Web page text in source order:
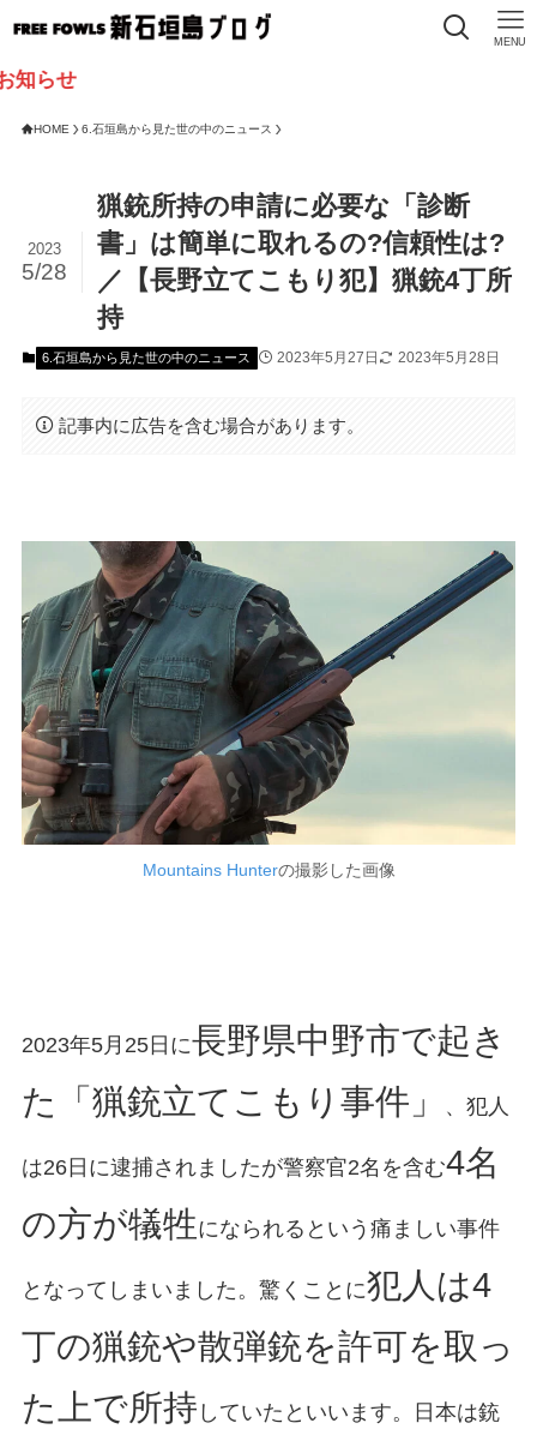
MENU
HOME 6.石垣島から見た世の中のニュース
猟銃所持の申請に必要な「診断
書」は簡単に取れるの?信頼性は?
／【長野立てこもり犯】猟銃4丁所
持
2023
5/28
6.石垣島から見た世の中のニュース 2023年5月27日 2023年5月28日
記事内に広告を含む場合があります。
Mountains Hunterの撮影した画像
2023年5月25日に長野県中野市で起き
た「猟銃立てこもり事件」
、犯人
は26日に逮捕されましたが警察官2名を含む4名
の方が犠牲になられるという痛ましい事件
となってしまいました。驚くことに犯人は4
丁の猟銃や散弾銃を許可を取っ
た上で所持 していたといいます。日本は銃